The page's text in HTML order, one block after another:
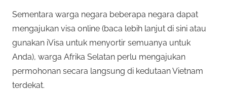
Sementara warga negara beberapa negara dapat
mengajukan visa online (baca lebih lanjut di sini atau
gunakan iVisa untuk menyortir semuanya untuk
Anda), warga Afrika Selatan perlu mengajukan
permohonan secara langsung di kedutaan Vietnam
terdekat.